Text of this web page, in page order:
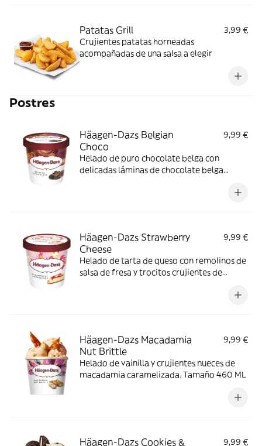
Patatas Grill
3,99 €
Crujientes patatas horneadas
acompañadas de una salsa a elegir
Postres
Häagen-Dazs Belgian
Choco
9,99 €
Helado de puro chocolate belga con
delicadas láminas de chocolate belga
Häagen-Dazs Strawberry
Cheese
9,99 €
Helado de tarta de queso con remolinos de
salsa de fresa y trocitos crujientes de
Häagen-Dazs Macadamia
Nut Brittle
9,99 €
Helado de vainilla y crujientes nueces de
macadamia caramelizada. Tamaño 460 ML
Häagen-Dazs Cookies &
9,99 €